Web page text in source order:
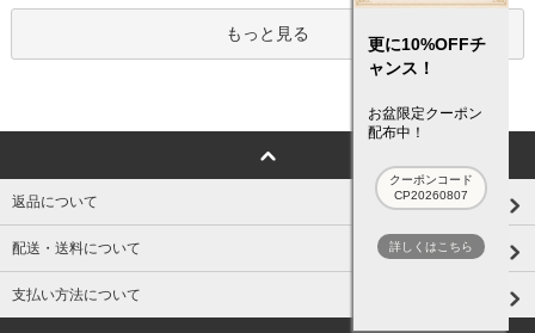
もっと見る
返品について
配送・送料について
支払い方法について
更に10%OFFチ
ャンス！
お盆限定クーポン
配布中！
クーポンコード
CP20260807
詳しくはこちら